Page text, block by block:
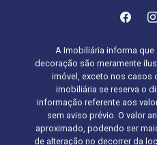
A Imobiliária informa
decoração são meramente
imóvel, exceto nos casos
imobiliária se reserva o
informação referente aos
sem aviso prévio. O valor
aproximado, podendo ser
de alteração no decorrer da